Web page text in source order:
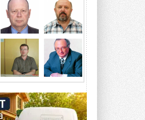
тепловой насос PV/T
испарителем
предложили
...
форум
Slavyanskaya. Форум
двух тысяч участников ...